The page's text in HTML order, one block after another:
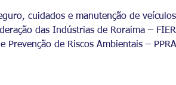
cuidados e manutenção de
das Indústrias de Roraima –
de Riscos Ambientais –